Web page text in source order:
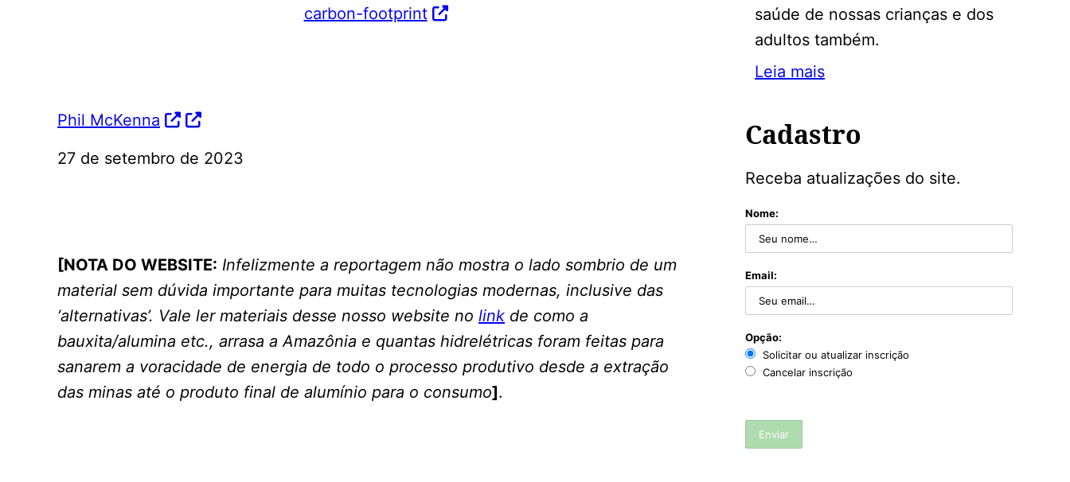
carbon-footprint
Phil McKenna
27 de setembro de 2023
[NOTA DO WEBSITE: Infelizmente a reportagem não mostra o lado sombrio de um
material sem dúvida importante para muitas tecnologias modernas, inclusive das
‘alternativas’. Vale ler materiais desse nosso website no link de como a
bauxita/alumina etc., arrasa a Amazônia e quantas hidrelétricas foram feitas para
sanarem a voracidade de energia de todo o processo produtivo desde a extração
das minas até o produto final de alumínio para o consumo].
saúde de nossas crianças e dos
adultos também.
Leia mais
Cadastro
Receba atualizações do site.
Nome:
Email:
Opção:
Solicitar ou atualizar inscrição
Cancelar inscrição